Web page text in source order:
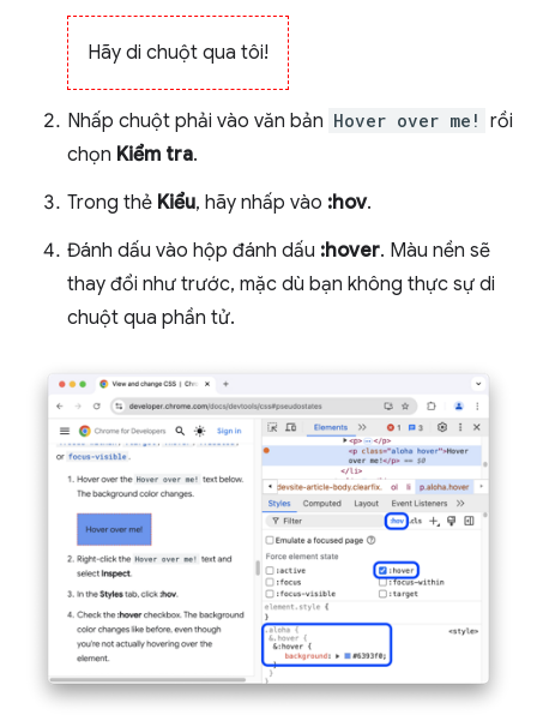
Hãy di chuột qua tôi!
Nhấp chuột phải vào văn bản Hover over me! rồi
chọn Kiểm tra.
Trong thẻ Kiểu, hãy nhấp vào :hov.
Đánh dấu vào hộp đánh dấu :hover. Màu nền sẽ
thay đổi như trước, mặc dù bạn không thực sự di
chuột qua phần tử.